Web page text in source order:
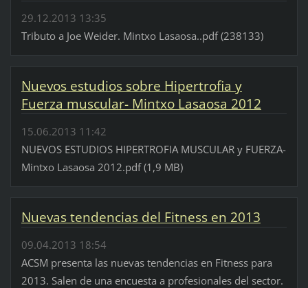
29.12.2013 13:35
Tributo a Joe Weider. Mintxo Lasaosa..pdf (238133)
Nuevos estudios sobre Hipertrofia y
Fuerza muscular- Mintxo Lasaosa 2012
15.06.2013 11:42
NUEVOS ESTUDIOS HIPERTROFIA MUSCULAR y FUERZA-
Mintxo Lasaosa 2012.pdf (1,9 MB)
Nuevas tendencias del Fitness en 2013
09.04.2013 18:54
ACSM presenta las nuevas tendencias en Fitness para
2013. Salen de una encuesta a profesionales del sector.